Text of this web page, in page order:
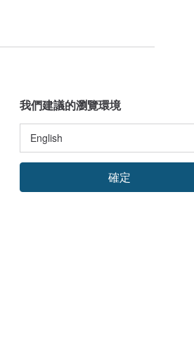
我們建議的瀏覽環境
確定